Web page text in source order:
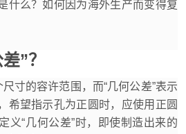
什么？如何因为海外生产而变得复
”？
寸的容许范围，而“几何公差”表示
希望指示孔为正圆时，应使用正圆
义“几何公差”时，即使制造出来的